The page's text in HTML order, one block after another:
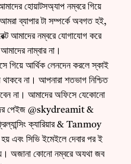
হোয়াটসঅ্যাপ নম্বরে গিয়ে
ব্যাপার টা সম্পর্কে অবগত হই,
আমাদের নম্বরে যোগাযোগ করে
নাম্বার না।
গিয়ে আর্থিক লেনদেন করলে স্কাই
না। আপনারা শতভাগ নিশ্চিত
না। আমাদের অফিসে যেকোনো
পেইজ @skydreamit &
ক্যারিয়ার & Tanmoy
এবং সিভি ইমেইলে দেবার পর ই
অজানা কোনো নম্বরে অযথা জব